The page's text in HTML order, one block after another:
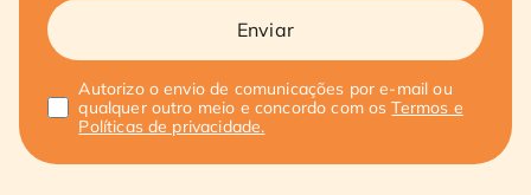
Enviar
Autorizo o envio de comunicações por e-mail ou
qualquer outro meio e concordo com osTermos e
Políticas de privacidade.